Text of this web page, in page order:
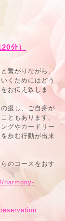
分）
繋がりながら、
くためにはどう
お伝え致しま
癒し、ご自身が
ともあります。
グやカードリー
歩む行動が出来
のコースをおす
harmony-